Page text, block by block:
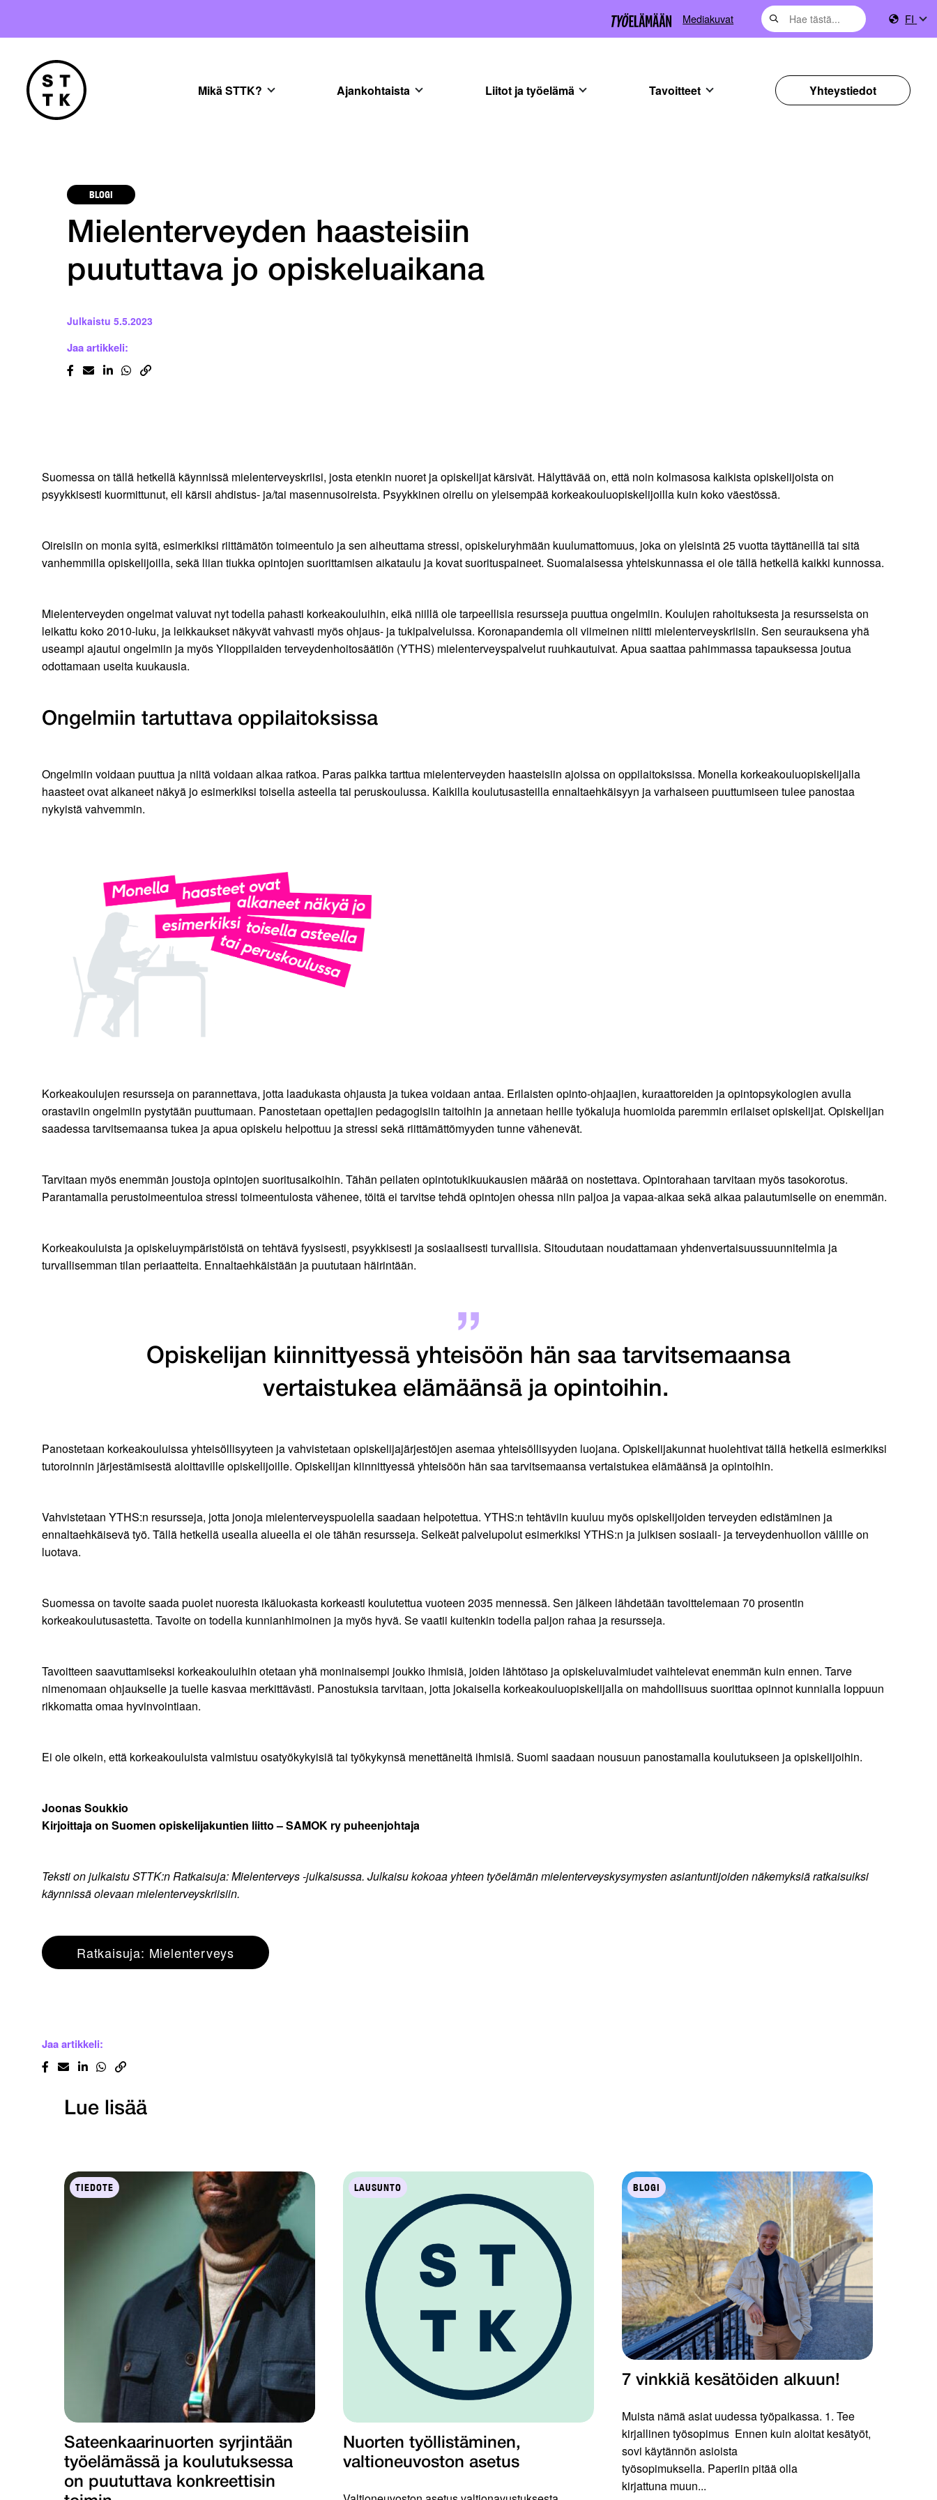
Mediakuvat FI
Mikä STTK? Ajankohtaista Liitot ja työelämä Tavoitteet Yhteystiedot
BLOGI
Mielenterveyden haasteisiin
puututtava jo opiskeluaikana
Julkaistu 5.5.2023
Jaa artikkeli:
Suomessa on tällä hetkellä käynnissä mielenterveyskriisi, josta etenkin nuoret ja opiskelijat kärsivät. Hälyttävää on, että noin kolmasosa kaikista opiskelijoista on
psyykkisesti kuormittunut, eli kärsii ahdistus- ja/tai masennusoireista. Psyykkinen oireilu on yleisempää korkeakouluopiskelijoilla kuin koko väestössä.
Oireisiin on monia syitä, esimerkiksi riittämätön toimeentulo ja sen aiheuttama stressi, opiskeluryhmään kuulumattomuus, joka on yleisintä 25 vuotta täyttäneillä tai sitä
vanhemmilla opiskelijoilla, sekä liian tiukka opintojen suorittamisen aikataulu ja kovat suorituspaineet. Suomalaisessa yhteiskunnassa ei ole tällä hetkellä kaikki kunnossa.
Mielenterveyden ongelmat valuvat nyt todella pahasti korkeakouluihin, eikä niillä ole tarpeellisia resursseja puuttua ongelmiin. Koulujen rahoituksesta ja resursseista on
leikattu koko 2010-luku, ja leikkaukset näkyvät vahvasti myös ohjaus- ja tukipalveluissa. Koronapandemia oli viimeinen niitti mielenterveyskriisiin. Sen seurauksena yhä
useampi ajautui ongelmiin ja myös Ylioppilaiden terveydenhoitosäätiön (YTHS) mielenterveyspalvelut ruuhkautuivat. Apua saattaa pahimmassa tapauksessa joutua
odottamaan useita kuukausia.
Ongelmiin tartuttava oppilaitoksissa
Ongelmiin voidaan puuttua ja niitä voidaan alkaa ratkoa. Paras paikka tarttua mielenterveyden haasteisiin ajoissa on oppilaitoksissa. Monella korkeakouluopiskelijalla
haasteet ovat alkaneet näkyä jo esimerkiksi toisella asteella tai peruskoulussa. Kaikilla koulutusasteilla ennaltaehkäisyyn ja varhaiseen puuttumiseen tulee panostaa
nykyistä vahvemmin.
Korkeakoulujen resursseja on parannettava, jotta laadukasta ohjausta ja tukea voidaan antaa. Erilaisten opinto-ohjaajien, kuraattoreiden ja opintopsykologien avulla
orastaviin ongelmiin pystytään puuttumaan. Panostetaan opettajien pedagogisiin taitoihin ja annetaan heille työkaluja huomioida paremmin erilaiset opiskelijat. Opiskelijan
saadessa tarvitsemaansa tukea ja apua opiskelu helpottuu ja stressi sekä riittämättömyyden tunne vähenevät.
Tarvitaan myös enemmän joustoja opintojen suoritusaikoihin. Tähän peilaten opintotukikuukausien määrää on nostettava. Opintorahaan tarvitaan myös tasokorotus.
Parantamalla perustoimeentuloa stressi toimeentulosta vähenee, töitä ei tarvitse tehdä opintojen ohessa niin paljoa ja vapaa-aikaa sekä aikaa palautumiselle on enemmän.
Korkeakouluista ja opiskeluympäristöistä on tehtävä fyysisesti, psyykkisesti ja sosiaalisesti turvallisia. Sitoudutaan noudattamaan yhdenvertaisuussuunnitelmia ja
turvallisemman tilan periaatteita. Ennaltaehkäistään ja puututaan häirintään.
Opiskelijan kiinnittyessä yhteisöön hän saa tarvitsemaansa
vertaistukea elämäänsä ja opintoihin.
Panostetaan korkeakouluissa yhteisöllisyyteen ja vahvistetaan opiskelijajärjestöjen asemaa yhteisöllisyyden luojana. Opiskelijakunnat huolehtivat tällä hetkellä esimerkiksi
tutoroinnin järjestämisestä aloittaville opiskelijoille. Opiskelijan kiinnittyessä yhteisöön hän saa tarvitsemaansa vertaistukea elämäänsä ja opintoihin.
Vahvistetaan YTHS:n resursseja, jotta jonoja mielenterveyspuolella saadaan helpotettua. YTHS:n tehtäviin kuuluu myös opiskelijoiden terveyden edistäminen ja
ennaltaehkäisevä työ. Tällä hetkellä usealla alueella ei ole tähän resursseja. Selkeät palvelupolut esimerkiksi YTHS:n ja julkisen sosiaali- ja terveydenhuollon välille on
luotava.
Suomessa on tavoite saada puolet nuoresta ikäluokasta korkeasti koulutettua vuoteen 2035 mennessä. Sen jälkeen lähdetään tavoittelemaan 70 prosentin
korkeakoulutusastetta. Tavoite on todella kunnianhimoinen ja myös hyvä. Se vaatii kuitenkin todella paljon rahaa ja resursseja.
Tavoitteen saavuttamiseksi korkeakouluihin otetaan yhä moninaisempi joukko ihmisiä, joiden lähtötaso ja opiskeluvalmiudet vaihtelevat enemmän kuin ennen. Tarve
nimenomaan ohjaukselle ja tuelle kasvaa merkittävästi. Panostuksia tarvitaan, jotta jokaisella korkeakouluopiskelijalla on mahdollisuus suorittaa opinnot kunnialla loppuun
rikkomatta omaa hyvinvointiaan.
Ei ole oikein, että korkeakouluista valmistuu osatyökykyisiä tai työkykynsä menettäneitä ihmisiä. Suomi saadaan nousuun panostamalla koulutukseen ja opiskelijoihin.
Joonas Soukkio
Kirjoittaja on Suomen opiskelijakuntien liitto – SAMOK ry puheenjohtaja
Teksti on julkaistu STTK:n Ratkaisuja: Mielenterveys -julkaisussa. Julkaisu kokoaa yhteen työelämän mielenterveyskysymysten asiantuntijoiden näkemyksiä ratkaisuiksi
käynnissä olevaan mielenterveyskriisiin.
Ratkaisuja: Mielenterveys
Jaa artikkeli:
Lue lisää
TIEDOTE
Sateenkaarinuorten syrjintään
työelämässä ja koulutuksessa
on puututtava konkreettisin
LAUSUNTO
Nuorten työllistäminen,
valtioneuvoston asetus
BLOGI
7 vinkkiä kesätöiden alkuun!
Muista nämä asiat uudessa työpaikassa. 1. Tee
kirjallinen työsopimus Ennen kuin aloitat kesätyöt,
sovi käytännön asioista
työsopimuksella. Paperiin pitää olla
kirjattuna muun...